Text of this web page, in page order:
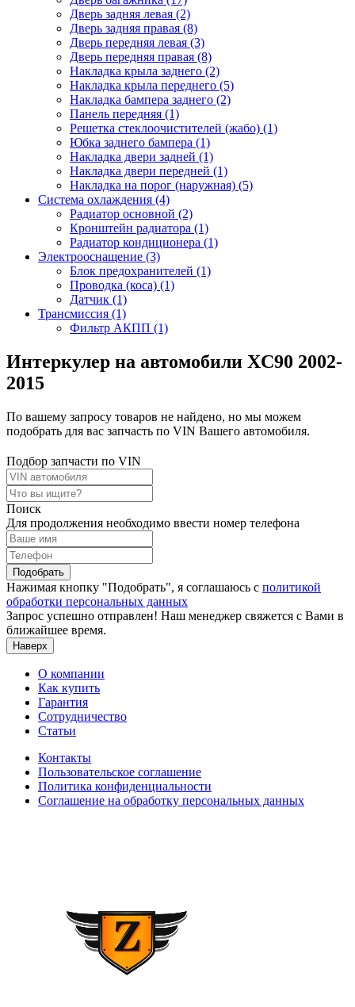
Дверь задняя левая (2)
Дверь задняя правая (8)
Дверь передняя левая (3)
Дверь передняя правая (8)
Накладка крыла заднего (2)
Накладка крыла переднего (5)
Накладка бампера заднего (2)
Панель передняя (1)
Решетка стеклоочистителей (жабо) (1)
Юбка заднего бампера (1)
Накладка двери задней (1)
Накладка двери передней (1)
Накладка на порог (наружная) (5)
Система охлаждения (4)
Радиатор основной (2)
Кронштейн радиатора (1)
Радиатор кондиционера (1)
Электрооснащение (3)
Блок предохранителей (1)
Проводка (коса) (1)
Датчик (1)
Трансмиссия (1)
Фильтр АКПП (1)
Интеркулер на автомобили XC90 2002-
2015
По вашему запросу товаров не найдено, но мы можем
подобрать для вас запчасть по VIN Вашего автомобиля.
Подбор запчасти по VIN
Поиск
Для продолжения необходимо ввести номер телефона
Подобрать
Нажимая кнопку "Подобрать", я соглашаюсь с политикой
обработки персональных данных
Запрос успешно отправлен! Наш менеджер свяжется с Вами в
ближайшее время.
Наверх
О компании
Как купить
Гарантия
Сотрудничество
Статьи
Контакты
Пользовательское соглашение
Политика конфиденциальности
Соглашение на обработку персональных данных